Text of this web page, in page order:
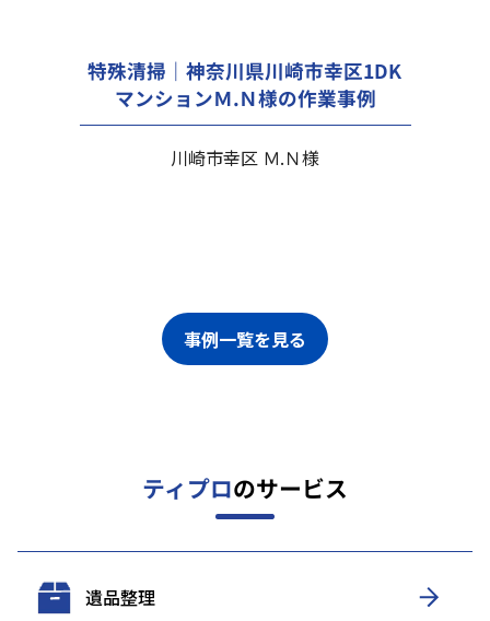
特殊清掃｜神奈川県川崎市幸区1DK
マンションＭ.Ｎ様の作業事例
川崎市幸区 Ｍ.Ｎ様
事例一覧を見る
ティプロのサービス
遺品整理